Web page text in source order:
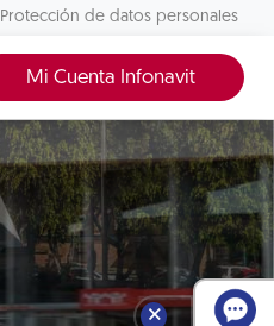
Protección de datos personales
Mi Cuenta Infonavit
🗙